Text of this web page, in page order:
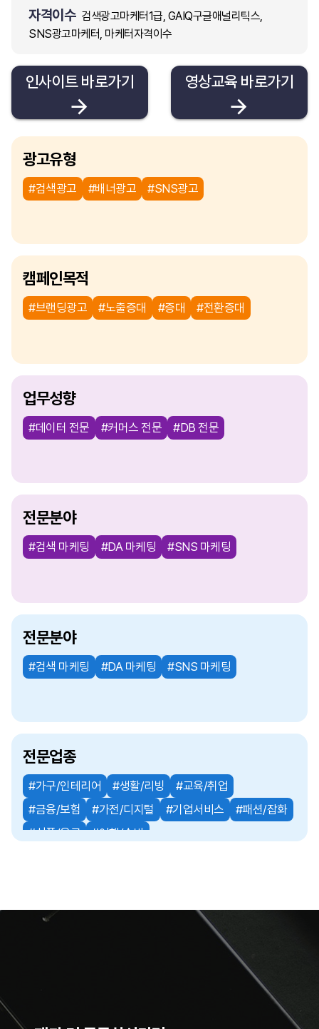
자격이수 검색광고마케터1급, GAIQ구글애널리틱스,
SNS광고마케터, 마케터자격이수
인사이트 바로가기 영상교육 바로가기
광고유형
#검색광고 #배너광고 #SNS광고
캠페인목적
#브랜딩광고 #노출증대 #증대 #전환증대
업무성향
#데이터 전문 #커머스 전문 #DB 전문
전문분야
#검색 마케팅 #DA 마케팅 #SNS 마케팅
전문분야
#검색 마케팅 #DA 마케팅 #SNS 마케팅
전문업종
#가구/인테리어 #생활/리빙
#교육/취업
#금융/보험
#가전/디지털 #기업서비스
#패션/잡화
#식품/음료
#여행/숙박